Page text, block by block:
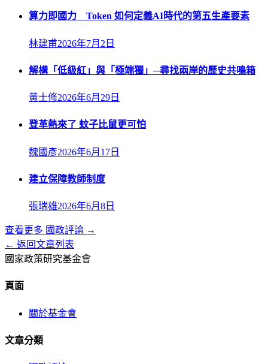
算力即國力 Token 如何定義AI時代的第五生產要素
林建甫2026年7月2日
解構「低級紅」與「極端獨」─尋找兩岸的歷史共鳴箱
黃士修2026年6月29日
登革熱來了 蚊子比鼠更可怕
魏國彥2026年6月17日
建立保障教師制度
張瑞雄2026年6月8日
查看更多 國政評論 →
← 返回文章列表
國家政策研究基金會
頁面
關於基金會
文章分類